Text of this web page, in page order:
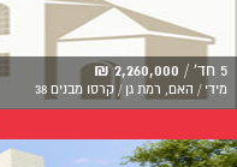
5 חד' / 2,260,000 ₪
מידי / האם, רמת גן / קרסו מבנים 38